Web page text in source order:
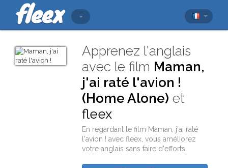
Apprenez l'anglais
avec le film Maman,
j'ai raté l'avion !
(Home Alone) et
fleex
En regardant le film Maman, j'ai raté
l'avion ! avecfleex , vous améliorez
votre anglais sans faire d'efforts.